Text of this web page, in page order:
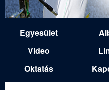
e
i
Egyesület
Video
Oktatás